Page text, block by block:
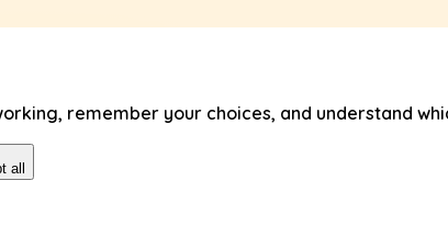
remember your choices, and understand
all